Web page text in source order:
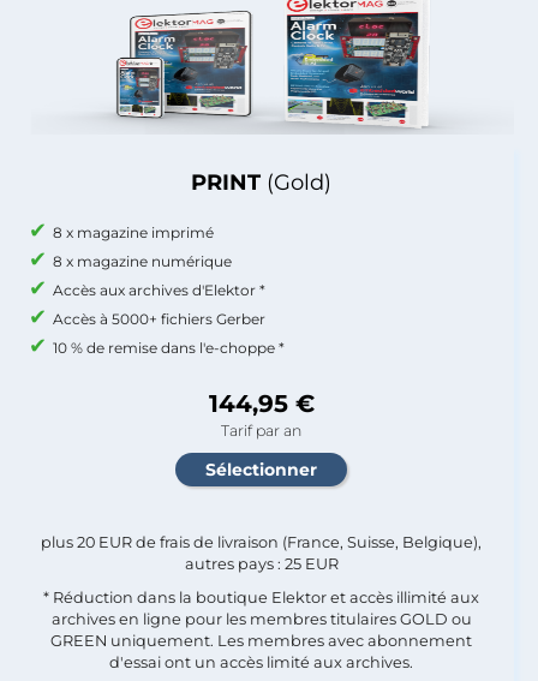
PRINT (Gold)
8 x magazine imprimé
8 x magazine numérique
Accès aux archives d'Elektor *
Accès à 5000+ fichiers Gerber
10 % de remise dans l'e-choppe *
144,95 €
Tarif par an
plus 20 EUR de frais de livraison (France, Suisse, Belgique),
autres pays : 25 EUR
* Réduction dans la boutique Elektor et accès illimité aux
archives en ligne pour les membres titulaires GOLD ou
GREEN uniquement. Les membres avec abonnement
d'essai ont un accès limité aux archives.